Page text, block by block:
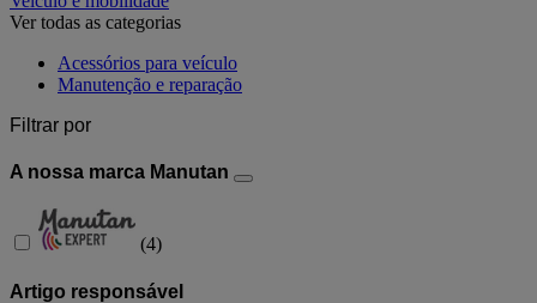
Ver todas as categorias
Acessórios para veículo
Manutenção e reparação
Filtrar por
A nossa marca Manutan
(4)
Artigo responsável